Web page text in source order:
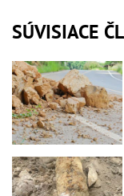
SÚVISIACE